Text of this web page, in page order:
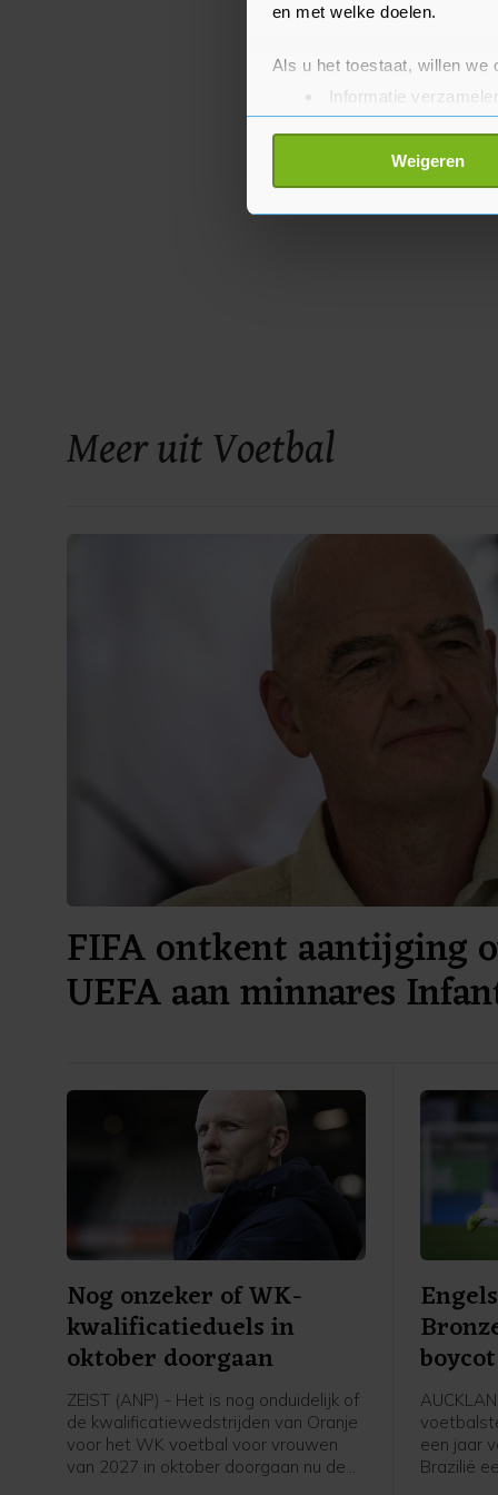
en met welke doelen.
Als u het toestaat, willen we
Informatie
Uw apparaat
Lees meer over hoe uw
toestemming op elk moment
Weigeren
Meer uit Voetbal
FIFA ontkent aantijging
UEFA aan minnares
Nog onzeker of WK-
kwalificatieduels in
oktober doorgaan
ZEIST (ANP) - Het is nog onduidelijk of
de kwalificatiewedstrijden van Oranje
voor het WK voetbal voor vrouwen
van 2027 in oktober doorgaan nu de
een jaar
Brazilië